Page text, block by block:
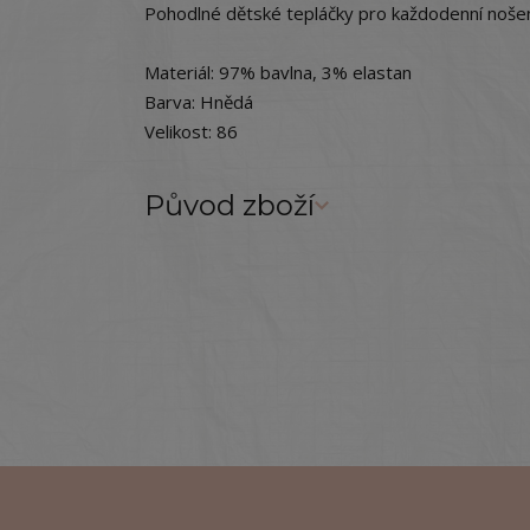
Pohodlné dětské tepláčky pro každodenní
Materiál: 97% bavlna, 3% elastan
Barva: Hnědá
Velikost: 86
Původ zboží